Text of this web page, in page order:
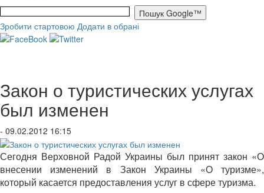
Зробити стартовою Додати в обрані
Закон о туристических услугах
был изменен
- 09.02.2012 16:15
Сегодня Верховной Радой Украины был принят закон «О
внесении изменений в Закон Украины «О туризме»,
который касается предоставления услуг в сфере туризма.